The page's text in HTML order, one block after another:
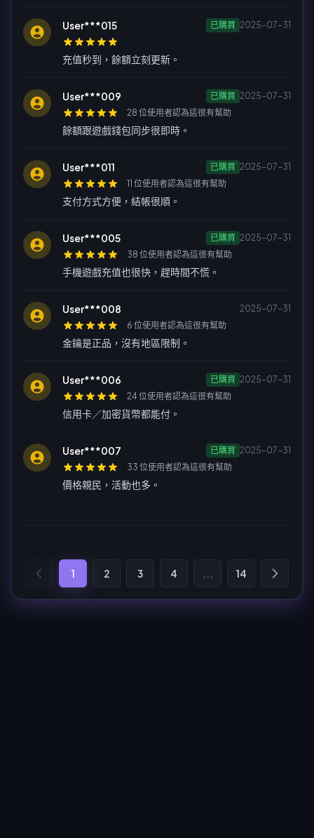
User***015 已購買 2025-07-31
充值秒到，餘額立刻更新。
User***009 已購買 2025-07-31
28 位使用者認為這很有幫助
餘額跟遊戲錢包同步很即時。
User***011 已購買 2025-07-31
11 位使用者認為這很有幫助
支付方式方便，結帳很順。
User***005 已購買 2025-07-31
38 位使用者認為這很有幫助
手機遊戲充值也很快，趕時間不慌。
User***008
2025-07-31
6 位使用者認為這很有幫助
金鑰是正品，沒有地區限制。
User***006 已購買 2025-07-31
24 位使用者認為這很有幫助
信用卡／加密貨幣都能付。
User***007 已購買 2025-07-31
33 位使用者認為這很有幫助
價格親民，活動也多。
1 2 3 4 ... 14